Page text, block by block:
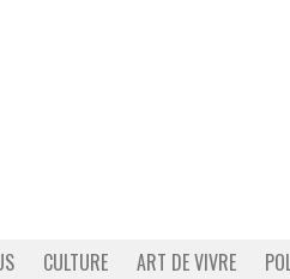
CULTURE ART DE VIVRE